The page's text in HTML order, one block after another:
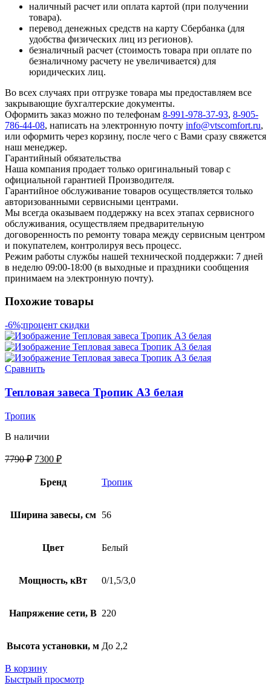
наличный расчет или оплата картой (при получении
товара).
перевод денежных средств на карту Сбербанка (для
удобства физических лиц из регионов).
безналичный расчет (стоимость товара при оплате по
безналичному расчету не увеличивается) для
юридических лиц.
Во всех случаях при отгрузке товара мы предоставляем все
закрывающие бухгалтерские документы.
Оформить заказ можно по телефонам 8-991-978-37-93, 8-905-
786-44-08, написать на электронную почту info@vtscomfort.ru,
или оформить через корзину, после чего с Вами сразу свяжется
наш менеджер.
Гарантийный обязательства
Наша компания продает только оригинальный товар с
официальной гарантией Производителя.
Гарантийное обслуживание товаров осуществляется только
авторизованными сервисными центрами.
Мы всегда оказываем поддержку на всех этапах сервисного
обслуживания, осуществляем предварительную
договоренность по ремонту товара между сервисным центром
и покупателем, контролируя весь процесс.
Режим работы службы нашей технической поддержки: 7 дней
в неделю 09:00-18:00 (в выходные и праздники сообщения
принимаем на электронную почту).
Похожие товары
-6%;процент скидки
Сравнить
Тепловая завеса Тропик А3 белая
Тропик
В наличии
7790₽ 7300 ₽
Бренд Тропик
Ширина завесы, см 56
Цвет Белый
Мощность, кВт 0/1,5/3,0
Напряжение сети, В 220
Высота установки, м До 2,2
В корзину
Быстрый просмотр